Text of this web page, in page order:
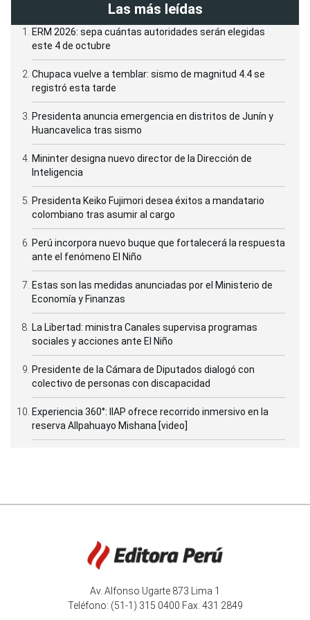
Las más leídas
ERM 2026: sepa cuántas autoridades serán elegidas
este 4 de octubre
Chupaca vuelve a temblar: sismo de magnitud 4.4 se
registró esta tarde
Presidenta anuncia emergencia en distritos de Junín y
Huancavelica tras sismo
Mininter designa nuevo director de la Dirección de
Inteligencia
Presidenta Keiko Fujimori desea éxitos a mandatario
colombiano tras asumir al cargo
Perú incorpora nuevo buque que fortalecerá la respuesta
ante el fenómeno El Niño
Estas son las medidas anunciadas por el Ministerio de
Economía y Finanzas
La Libertad: ministra Canales supervisa programas
sociales y acciones ante El Niño
Presidente de la Cámara de Diputados dialogó con
colectivo de personas con discapacidad
Experiencia 360°: IIAP ofrece recorrido inmersivo en la
reserva Allpahuayo Mishana [video]
Av. Alfonso Ugarte 873 Lima 1
Teléfono: (51-1) 315 0400 Fax: 431 2849